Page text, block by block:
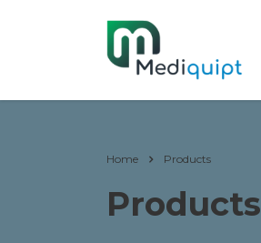
Home Products
Products